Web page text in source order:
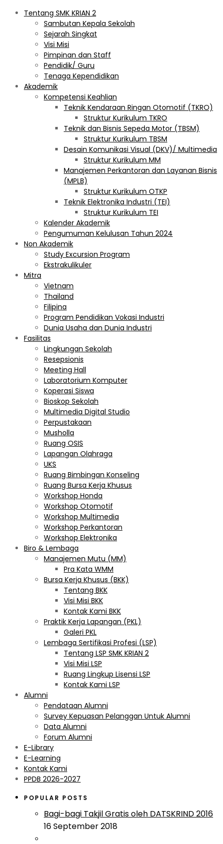
Tentang SMK KRIAN 2
Sambutan Kepala Sekolah
Sejarah Singkat
Visi Misi
Pimpinan dan Staff
Pendidik/ Guru
Tenaga Kependidikan
Akademik
Kompetensi Keahlian
Teknik Kendaraan Ringan Otomotif (TKRO)
Struktur Kurikulum TKRO
Teknik dan Bisnis Sepeda Motor (TBSM)
Struktur Kurikulum TBSM
Desain Komunikasi Visual (DKV)/ Multimedia
Struktur Kurikulum MM
Manajemen Perkantoran dan Layanan Bisnis
(MPLB)
Struktur Kurikulum OTKP
Teknik Elektronika Industri (TEI)
Struktur Kurikulum TEI
Kalender Akademik
Pengumuman Kelulusan Tahun 2024
Non Akademik
Study Excursion Program
Ekstrakulikuler
Mitra
Vietnam
Thailand
Filipina
Program Pendidikan Vokasi Industri
Dunia Usaha dan Dunia Industri
Fasilitas
Lingkungan Sekolah
Resepsionis
Meeting Hall
Laboratorium Komputer
Koperasi Siswa
Bioskop Sekolah
Multimedia Digital Studio
Perpustakaan
Musholla
Ruang OSIS
Lapangan Olahraga
UKS
Ruang Bimbingan Konseling
Ruang Bursa Kerja Khusus
Workshop Honda
Workshop Otomotif
Workshop Multimedia
Workshop Perkantoran
Workshop Elektronika
Biro & Lembaga
Manajemen Mutu (MM)
Pra Kata WMM
Bursa Kerja Khusus (BKK)
Tentang BKK
Visi Misi BKK
Kontak Kami BKK
Praktik Kerja Lapangan (PKL)
Galeri PKL
Lembaga Sertifikasi Profesi (LSP)
Tentang LSP SMK KRIAN 2
Visi Misi LSP
Ruang Lingkup Lisensi LSP
Kontak Kami LSP
Alumni
Pendataan Alumni
Survey Kepuasan Pelanggan Untuk Alumni
Data Alumni
Forum Alumni
E-Library
E-Learning
Kontak Kami
PPDB 2026-2027
POPULAR POSTS
Bagi-bagi Takjil Gratis oleh DATSKRIND 2016
16 September 2018